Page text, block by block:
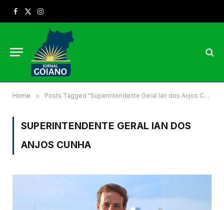
Facebook
X
Instagram
Home » Posts Tagged "Superintendente Geral Ian dos Anjos Cunha"
SUPERINTENDENTE GERAL IAN DOS
ANJOS CUNHA